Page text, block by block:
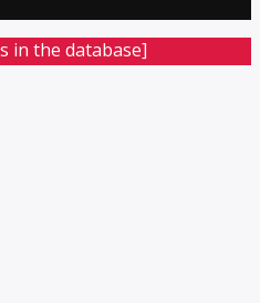
in the database]